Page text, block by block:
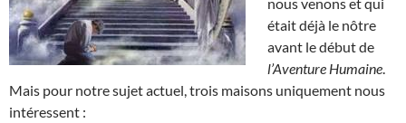
était déjà le nôtre
avant le début de
l’Aventure Humaine
Mais pour notre sujet actuel, trois maisons uniquement nous
intéressent :